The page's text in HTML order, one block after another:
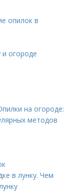
опилок в
и огороде
на огороде:
методов
в лунку. Чем